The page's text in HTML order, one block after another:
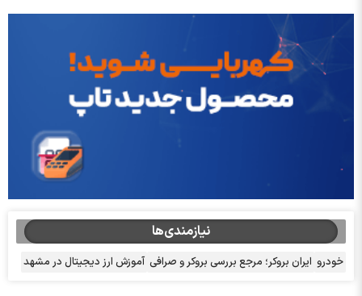
نیازمندی‌ها
خودرو ایران بروکر؛ مرجع بررسی بروکر و صرافی آموزش ارز دیجیتال در مشهد